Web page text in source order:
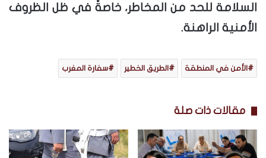
السلامة للحد من المخاطر، خاصةً في ظل الظروف
الأمنية الراهنة.
الأمن في المنطقة الطريق الخطير سفارة المغرب
مقالات ذات صلة